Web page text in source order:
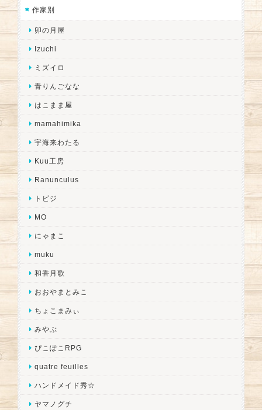
作家別
卯の月屋
Izuchi
ミズイロ
青りんごなな
はこまま屋
mamahimika
宇海来わたる
Kuu工房
Ranunculus
トビジ
MO
にゃまこ
muku
和香月歌
おおやまとみこ
ちょこまみぃ
みやぶ
ぴこぽこRPG
quatre feuilles
ハンドメイド秀☆
ヤマノグチ